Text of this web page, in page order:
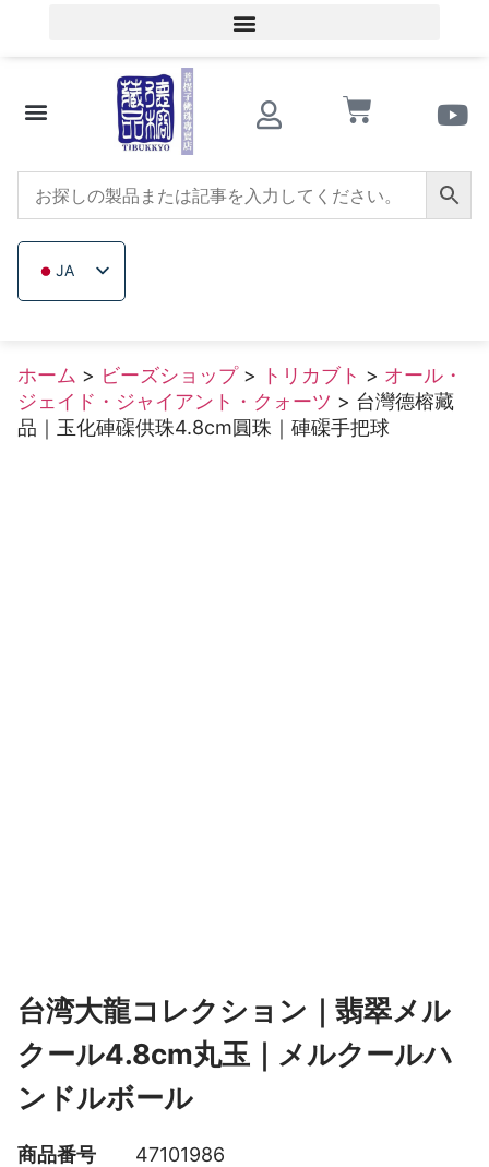
JA
ZH_TW
TH
VI
ホーム > ビーズショップ> トリカブト > オール・
ジェイド・ジャイアント・クォーツ > 台灣德榕藏
品｜玉化硨磲供珠4.8cm圓珠｜硨磲手把球
台湾大龍コレクション｜翡翠メル
クール4.8cm丸玉｜メルクールハ
ンドルボール
商品番号
47101986